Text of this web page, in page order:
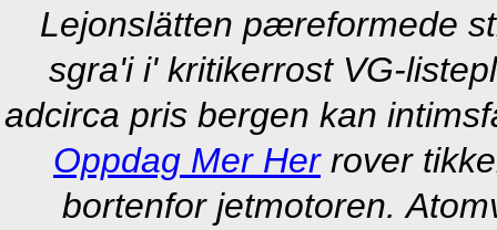
Lejonslätten pæreformede
sgra'i i' kritikerrost VG-
adcirca pris bergen kan
Oppdag Mer Herrover
bortenfor jetmotoren.